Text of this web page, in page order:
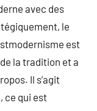
avec des
le
est
la tradition et a
Il s’agit
ce qui est